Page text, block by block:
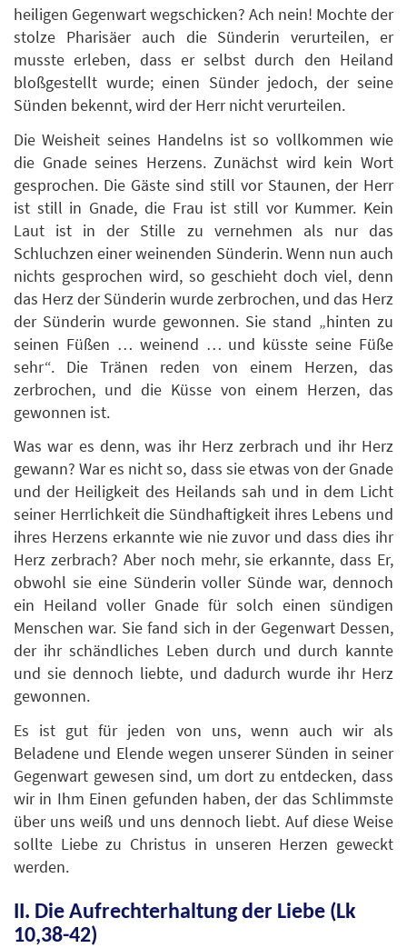
heiligen Gegenwart wegschicken? Ach nein! Mochte der
stolze Pharisäer auch die Sünderin verurteilen, er
musste erleben, dass er selbst durch den Heiland
bloßgestellt wurde; einen Sünder jedoch, der seine
Sünden bekennt, wird der Herr nicht verurteilen.
Die Weisheit seines Handelns ist so vollkommen wie
die Gnade seines Herzens. Zunächst wird kein Wort
gesprochen. Die Gäste sind still vor Staunen, der Herr
ist still in Gnade, die Frau ist still vor Kummer. Kein
Laut ist in der Stille zu vernehmen als nur das
Schluchzen einer weinenden Sünderin. Wenn nun auch
nichts gesprochen wird, so geschieht doch viel, denn
das Herz der Sünderin wurde zerbrochen, und das Herz
der Sünderin wurde gewonnen. Sie stand „hinten zu
seinen Füßen … weinend … und küsste seine Füße
sehr“. Die Tränen reden von einem Herzen, das
zerbrochen, und die Küsse von einem Herzen, das
gewonnen ist.
Was war es denn, was ihr Herz zerbrach und ihr Herz
gewann? War es nicht so, dass sie etwas von der Gnade
und der Heiligkeit des Heilands sah und in dem Licht
seiner Herrlichkeit die Sündhaftigkeit ihres Lebens und
ihres Herzens erkannte wie nie zuvor und dass dies ihr
Herz zerbrach? Aber noch mehr, sie erkannte, dass Er,
obwohl sie eine Sünderin voller Sünde war, dennoch
ein Heiland voller Gnade für solch einen sündigen
Menschen war. Sie fand sich in der Gegenwart Dessen,
der ihr schändliches Leben durch und durch kannte
und sie dennoch liebte, und dadurch wurde ihr Herz
gewonnen.
Es ist gut für jeden von uns, wenn auch wir als
Beladene und Elende wegen unserer Sünden in seiner
Gegenwart gewesen sind, um dort zu entdecken, dass
wir in Ihm Einen gefunden haben, der das Schlimmste
über uns weiß und uns dennoch liebt. Auf diese Weise
sollte Liebe zu Christus in unseren Herzen geweckt
werden.
II. Die Aufrechterhaltung der Liebe (Lk
10,38-42)